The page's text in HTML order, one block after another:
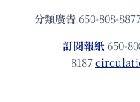
分類廣告 650-808-
訂閱報紙 650-
8187